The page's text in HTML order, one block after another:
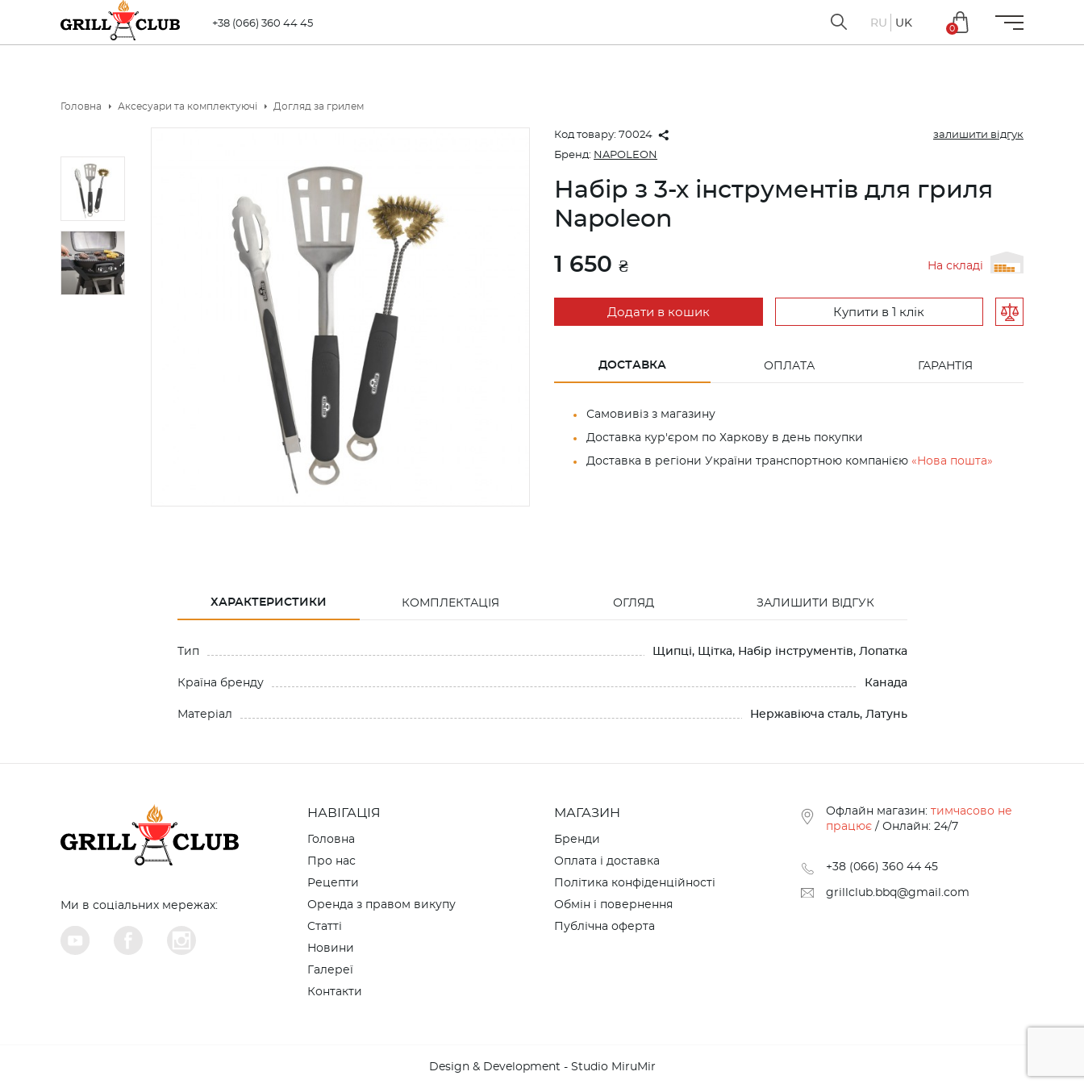
+38 (066) 360 44 45 RU UK
0
Головна Аксесуари та комплектуючі Догляд за грилем
Код товару: 70024
залишити відгук
Бренд: NAPOLEON
Набір з 3-х інструментів для гриля
Napoleon
1 650 ₴ На складі
Додати в кошик Купити в 1 клік
ДОСТАВКА ОПЛАТА ГАРАНТІЯ
Самовивіз з магазину
Доставка кур'єром по Харкову в день покупки
Доставка в регіони України транспортною компанією «Нова пошта»
ХАРАКТЕРИСТИКИ КОМПЛЕКТАЦІЯ ОГЛЯД ЗАЛИШИТИ ВІДГУК
Тип Щипці, Щітка, Набір інструментів, Лопатка
Країна бренду Канада
Матеріал Нержавіюча сталь, Латунь
Ми в соціальних мережах:
НАВІГАЦІЯ
Головна
Про нас
Рецепти
Оренда з правом викупу
Cтатті
Новини
Галереї
Контакти
МАГАЗИН
Бренди
Оплата і доставка
Політика конфіденційності
Обмін і повернення
Публічна оферта
Офлайн магазин: тимчасово не
працює / Онлайн: 24/7
+38 (066) 360 44 45
grillclub.bbq@gmail.com
Design & Development - Studio MiruMir